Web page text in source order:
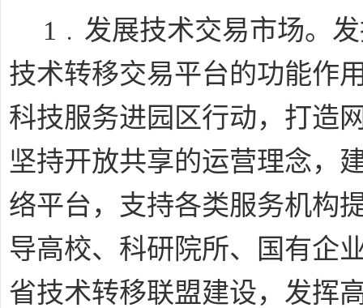
1 ﹒ 发展技术交易市场。
技术转移交易平台的功能作
科技服务进园区行动，打造
坚持开放共享的运营理念，
络平台，支持各类服务机构
导高校、科研院所、国有企
省技术转移联盟建设，发挥